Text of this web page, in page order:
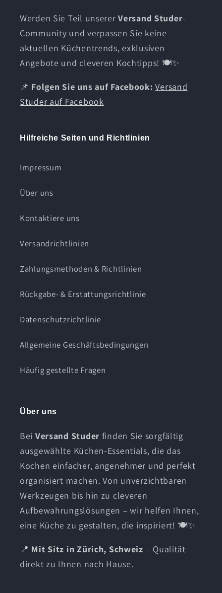
Werden Sie Teil unsererVersand Studer-
Community und verpassen Sie keine
aktuellen Küchentrends, exklusiven
Angebote und cleveren Kochtipps! 🍽️✨
📌 Folgen Sie uns auf Facebook: Versand
Studer auf Facebook
Hilfreiche Seiten und Richtlinien
Impressum
Über uns
Kontaktiere uns
Versandrichtlinien
Zahlungsmethoden & Richtlinien
Rückgabe- & Erstattungsrichtlinie
Datenschutzrichtlinie
Allgemeine Geschäftsbedingungen
Häufig gestellte Fragen
Über uns
Bei Versand Studer finden Sie sorgfältig
ausgewählte Küchen-Essentials, die das
Kochen einfacher, angenehmer und perfekt
organisiert machen. Von unverzichtbaren
Werkzeugen bis hin zu cleveren
Aufbewahrungslösungen – wir helfen Ihnen,
eine Küche zu gestalten, die inspiriert! 🍽️✨
📍 Mit Sitz in Zürich, Schweiz – Qualität
direkt zu Ihnen nach Hause.